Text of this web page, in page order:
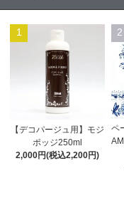
1
【デコパージュ用】モジ
ポッジ250ml
2,000円(税込2,200円)
2
ペ